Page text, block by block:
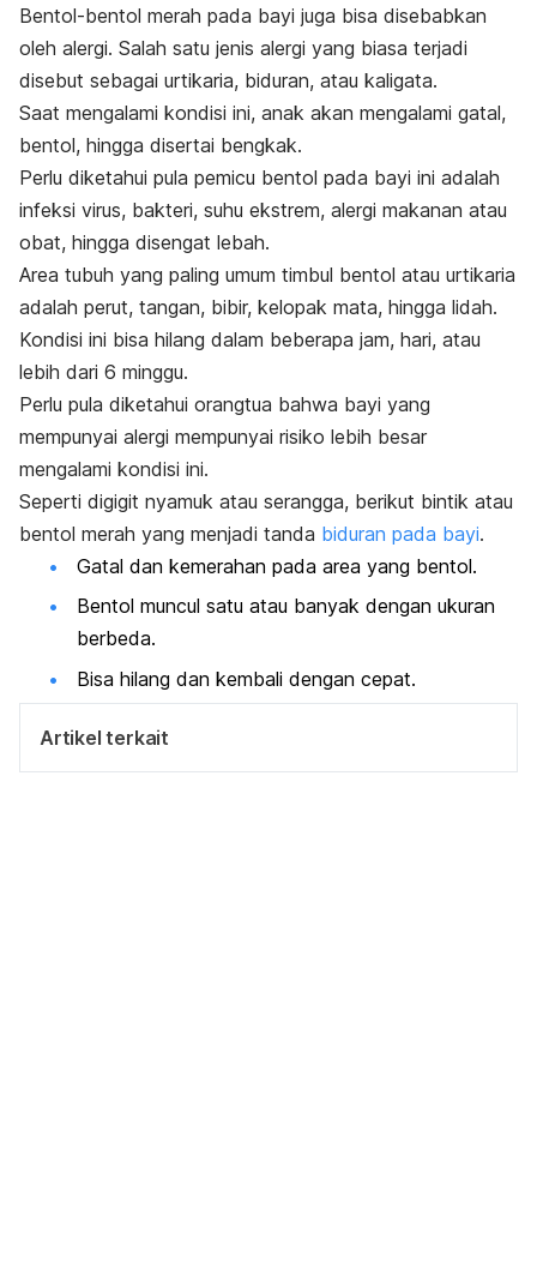
Bentol-bentol merah pada bayi juga bisa disebabkan
oleh alergi. Salah satu jenis alergi yang biasa terjadi
disebut sebagai urtikaria, biduran, atau kaligata.
Saat mengalami kondisi ini, anak akan mengalami gatal,
bentol, hingga disertai bengkak.
Perlu diketahui pula pemicu bentol pada bayi ini adalah
infeksi virus, bakteri, suhu ekstrem, alergi makanan atau
obat, hingga disengat lebah.
Area tubuh yang paling umum timbul bentol atau urtikaria
adalah perut, tangan, bibir, kelopak mata, hingga lidah.
Kondisi ini bisa hilang dalam beberapa jam, hari, atau
lebih dari 6 minggu.
Perlu pula diketahui orangtua bahwa bayi yang
mempunyai alergi mempunyai risiko lebih besar
mengalami kondisi ini.
Seperti digigit nyamuk atau serangga, berikut bintik atau
bentol merah yang menjadi tanda biduran pada bayi.
Gatal dan kemerahan pada area yang bentol.
Bentol muncul satu atau banyak dengan ukuran
berbeda.
Bisa hilang dan kembali dengan cepat.
Artikel terkait